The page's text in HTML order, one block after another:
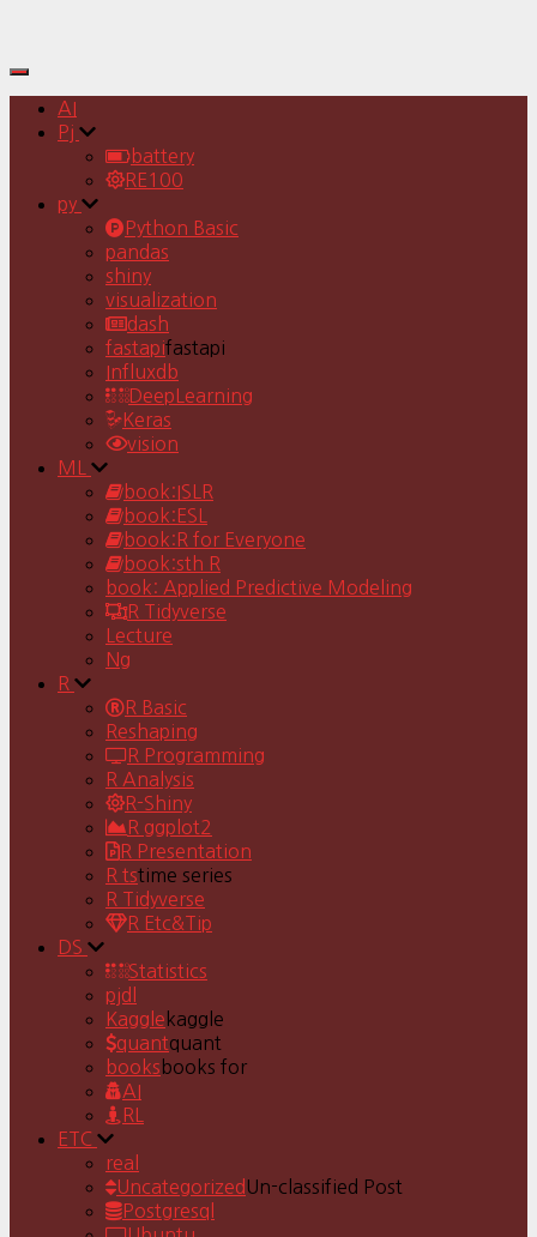
Toggle
Navigation
AI
Pj
battery
RE100
py
Python Basic
pandas
shiny
visualization
dash
fastapifastapi
Influxdb
DeepLearning
Keras
vision
ML
book:ISLR
book:ESL
book:R for Everyone
book:sth R
book: Applied Predictive Modeling
R Tidyverse
Lecture
Ng
R
R Basic
Reshaping
R Programming
R Analysis
R-Shiny
R ggplot2
R Presentation
R tstime series
R Tidyverse
R Etc&Tip
DS
Statistics
pjdl
Kaggle kaggle
quantquant
books books for
AI
RL
ETC
real
Uncategorized Un-classified Post
Postgresql